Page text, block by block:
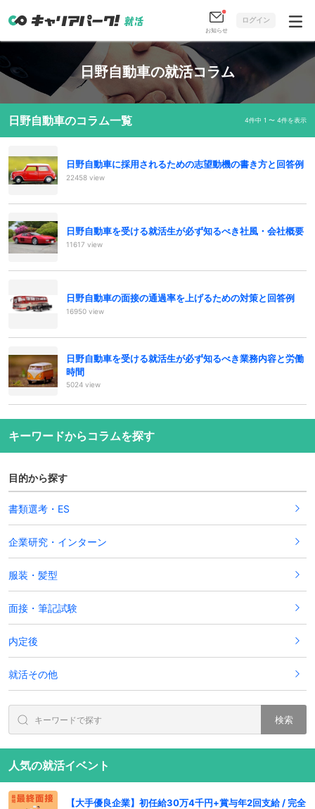
お知らせ
ログイン
日野自動車の就活コラム
日野自動車のコラム一覧 4件中 1 〜 4件を表示
日野自動車に採用されるための志望動機の書き方と回答例
22458 view
日野自動車を受ける就活生が必ず知るべき社風・会社概要
11617 view
日野自動車の面接の通過率を上げるための対策と回答例
16950 view
日野自動車を受ける就活生が必ず知るべき業務内容と労働
時間
5024 view
キーワードからコラムを探す
目的から探す
書類選考・ES
企業研究・インターン
服装・髪型
面接・筆記試験
内定後
就活その他
検索
人気の就活イベント
【大手優良企業】初任給30万4千円+賞与年2回支給 / 完全